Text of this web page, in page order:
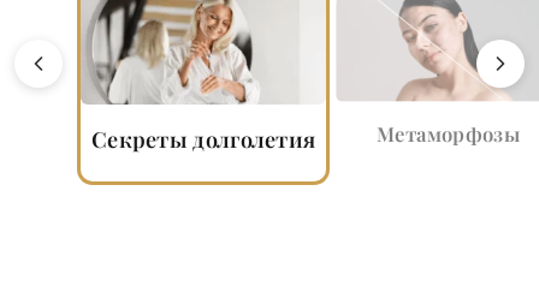
Секреты долголетия Метаморфозы